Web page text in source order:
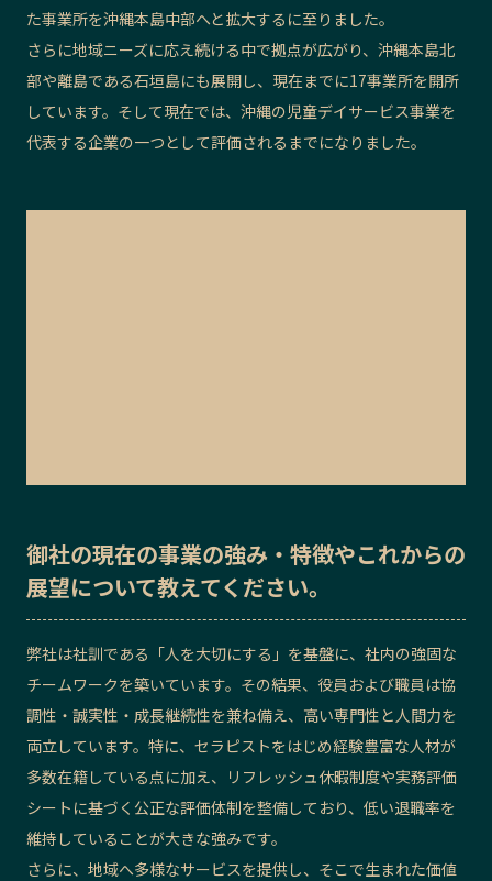
た事業所を沖縄本島中部へと拡大するに至りました。
さらに地域ニーズに応え続ける中で拠点が広がり、沖縄本島北
部や離島である石垣島にも展開し、現在までに17事業所を開所
しています。そして現在では、沖縄の児童デイサービス事業を
代表する企業の一つとして評価されるまでになりました。
御社の現在の事業の強み・特徴やこれからの
展望について教えてください。
弊社は社訓である「人を大切にする」を基盤に、社内の強固な
チームワークを築いています。その結果、役員および職員は協
調性・誠実性・成長継続性を兼ね備え、高い専門性と人間力を
両立しています。特に、セラピストをはじめ経験豊富な人材が
多数在籍している点に加え、リフレッシュ休暇制度や実務評価
シートに基づく公正な評価体制を整備しており、低い退職率を
維持していることが大きな強みです。
さらに、地域へ多様なサービスを提供し、そこで生まれた価値